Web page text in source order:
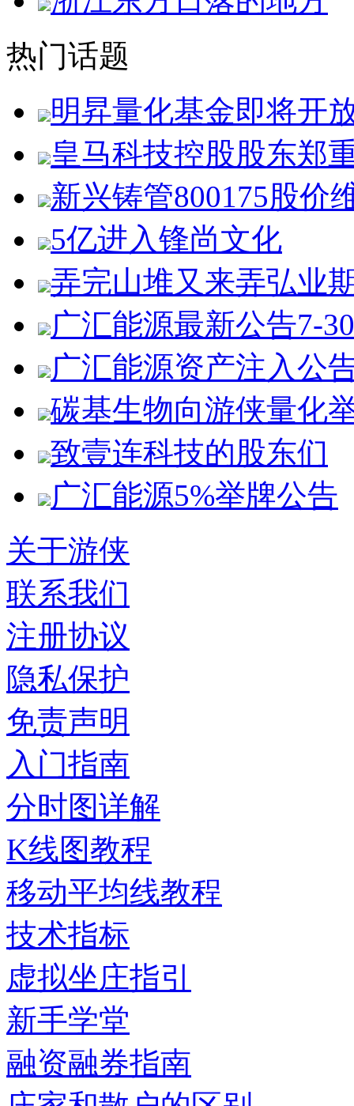
热门话题
明昇量化基金即将开
皇马科技控股股东郑
新兴铸管800175股价
5亿进入锋尚文化
弄完山堆又来弄弘业
广汇能源最新公告7-30
广汇能源资产注入公
碳基生物向游侠量化
致壹连科技的股东们
广汇能源5%举牌公告
关于游侠
联系我们
注册协议
隐私保护
免责声明
入门指南
分时图详解
K线图教程
移动平均线教程
技术指标
虚拟坐庄指引
新手学堂
融资融券指南